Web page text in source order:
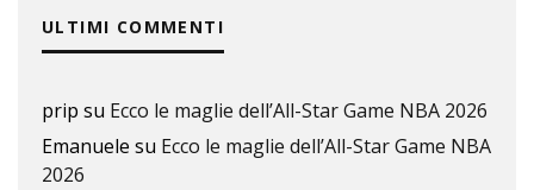
ULTIMI COMMENTI
prip su Ecco le maglie dell’All-Star Game NBA 2026
Emanuele su Ecco le maglie dell’All-Star Game NBA
2026